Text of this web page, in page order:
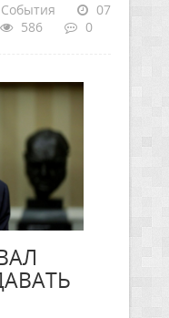
07
586 0